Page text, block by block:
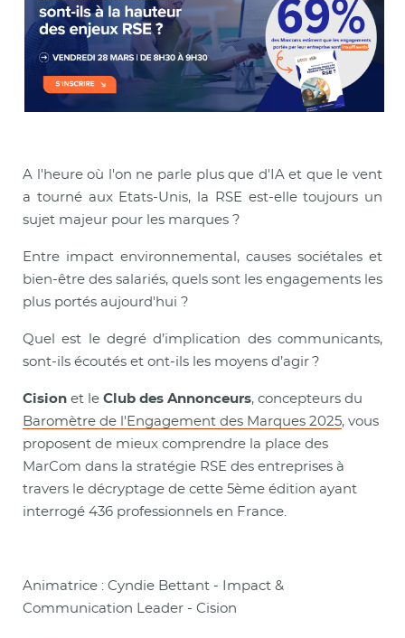
A l'heure où l'on ne parle plus que d'IA et que le vent
a tourné aux Etats-Unis, la RSE est-elle toujours un
sujet majeur pour les marques ?
Entre impact environnemental, causes sociétales et
bien-être des salariés, quels sont les engagements les
plus portés aujourd'hui ?
Quel est le degré d’implication des communicants,
sont-ils écoutés et ont-ils les moyens d’agir ?
Cision et le Club des Annonceurs, concepteurs du
Baromètre de l'Engagement des Marques 2025, vous
proposent de mieux comprendre la place des
MarCom dans la stratégie RSE des entreprises à
travers le décryptage de cette 5ème édition ayant
interrogé 436 professionnels en France.
Animatrice : Cyndie Bettant - Impact &
Communication Leader - Cision